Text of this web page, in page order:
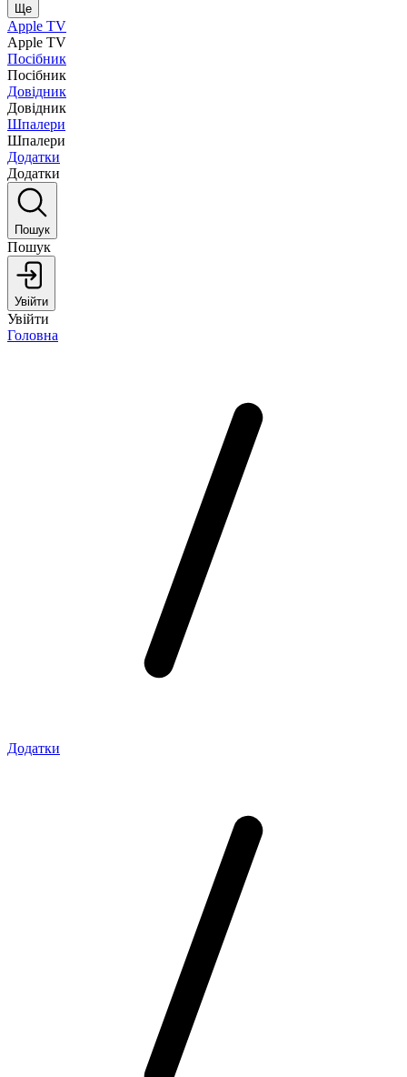
Ще
Apple TV
Apple TV
Посібник
Посібник
Довідник
Довідник
Шпалери
Шпалери
Додатки
Додатки
Пошук
Пошук
Увійти
Увійти
Головна
Додатки